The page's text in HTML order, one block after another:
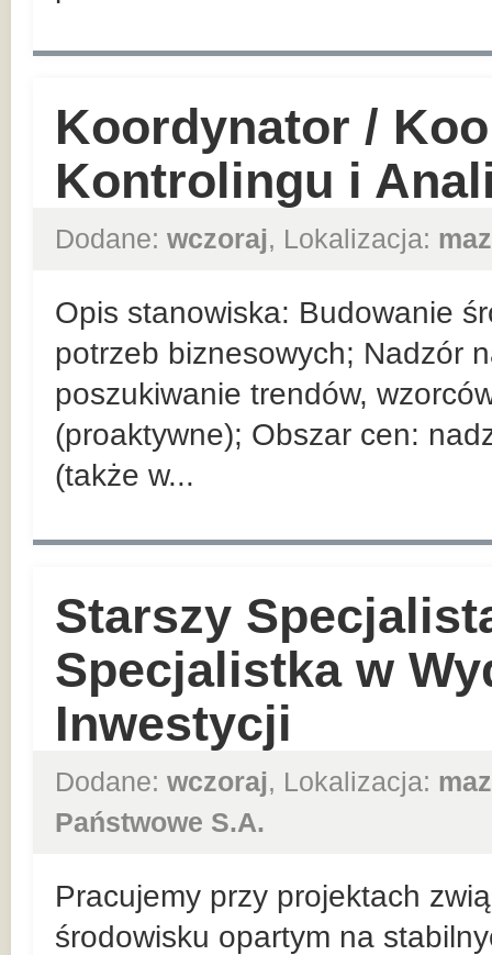
Koordynator /
Kontrolingu i
Dodane: wczoraj, Lokalizacja:
Opis stanowiska: Budowanie
potrzeb biznesowych; Nadzór
poszukiwanie trendów,
(proaktywne); Obszar cen:
(także w...
Starszy
Specjalistka w
Inwestycji
Dodane: wczoraj, Lokalizacja:
Państwowe S.A.
Pracujemy przy projektach
środowisku opartym na